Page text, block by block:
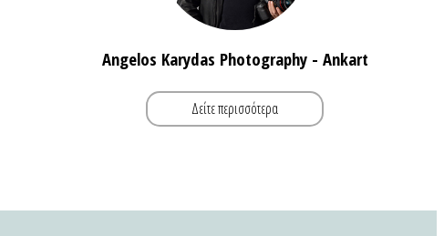
Angelos Karydas Photography - Ankart
Δείτε περισσότερα